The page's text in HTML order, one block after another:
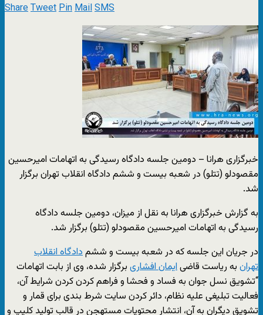
ShareTweetPinMailSMS
خبرگزاری هرانا – دومین جلسه دادگاه رسیدگی به اتهامات امیرحسین
مقصودلو (تتلو) در شعبه بیست و ششم دادگاه انقلاب تهران برگزار
شد.
به گزارش خبرگزاری هرانا به نقل از میزان، دومین جلسه دادگاه
رسیدگی به اتهامات امیرحسین مقصودلو (تتلو) برگزار شد.
در جریان این جلسه که در شعبه بیست و ششمدادگاه انقلاب
تهران به ریاست قاضیایمان افشاری برگزار شده، وی از بابت اتهامات
“تشویق نسل جوان به فساد و فحشا و فراهم کردن کردن شرایط آن،
فعالیت تبلیغی علیه نظام، دائر کردن سایت شرط بندی برای قمار و
تشویق دیگران به آن، انتشار محتویات مستهجن در قالب تولید کلیپ و